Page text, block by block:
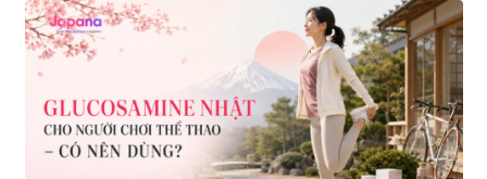
Viên uống phòng ngừa đột quỵ,
tai biến Nattokinase Nano
Premium 120 viên
2.290.000 đ